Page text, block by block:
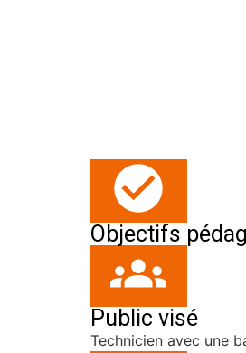
Objectifs
Public visé
Technicien avec une